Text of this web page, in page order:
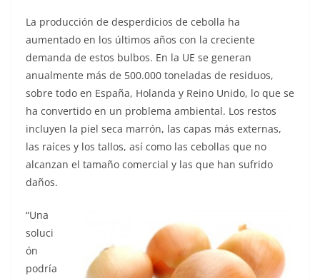
La producción de desperdicios de cebolla ha
aumentado en los últimos años con la creciente
demanda de estos bulbos. En la UE se generan
anualmente más de 500.000 toneladas de residuos,
sobre todo en España, Holanda y Reino Unido, lo que se
ha convertido en un problema ambiental. Los restos
incluyen la piel seca marrón, las capas más externas,
las raíces y los tallos, así como las cebollas que no
alcanzan el tamaño comercial y las que han sufrido
daños.
“Una
soluci
ón
podría